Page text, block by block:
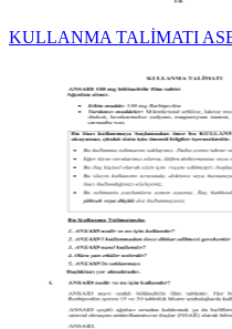
KULLANMA TALİMATI